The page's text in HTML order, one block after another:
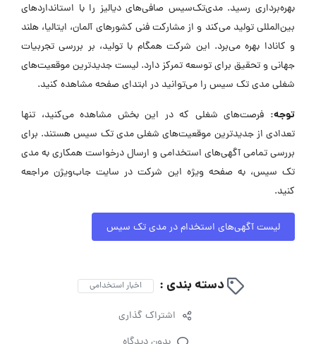
بهره‌برداری رسید. مدی‌تک‌سیس صافی‌های دیالیز را با استانداردهای
بین‌المللی تولید می‌کند و از مشارکت فنی کشورهای آلمان، ایتالیا، هلند
و کانادا بهره می‌برد. این شرکت همگام با تولید، بر بررسی تجربیات
جهانی و تحقیق برای توسعه تمرکز دارد. لیست جدیدترین موقعیت‌های
شغلی مدی تک سیس را می‌توانید در ابتدای صفحه مشاهده کنید.
توجه: فرصت‌های شغلی که در این بخش مشاهده می‌کنید، تنها
تعدادی از جدیدترین موقعیت‌های شغلی مدی تک سیس هستند. برای
بررسی تمامی آگهی‌های استخدامی و ارسال درخواست همکاری به مدی
تک سیس، به صفحه ویژه این شرکت در سایت جاب‌ویژن مراجعه
کنید.
لیست آگهی‌های استخدام در مدی تک سیس
دسته بندی : اخبار استخدامی
اشتراک گذاری